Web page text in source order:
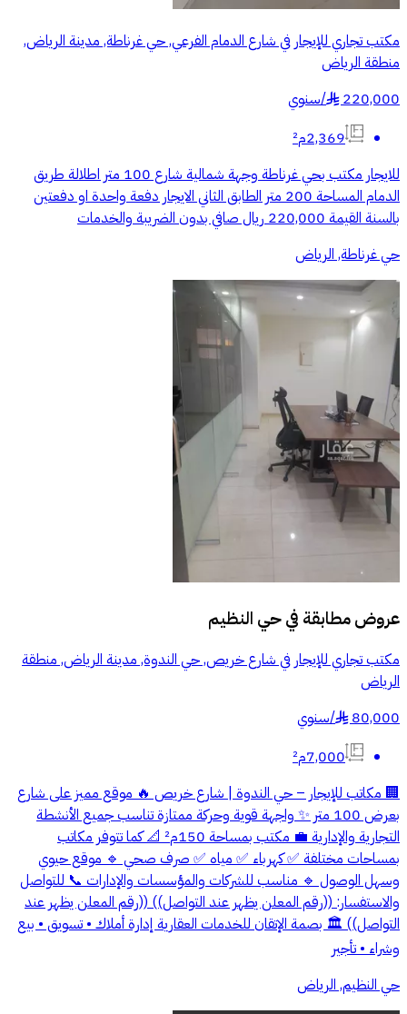
مكتب تجاري للإيجار في شارع الدمام الفرعي, حي غرناطة, مدينة الرياض,
منطقة الرياض
220,000
§
/سنوي
2,369م²
للايجار مكتب بحي غرناطة وجهة شمالية شارع 100 متر اطلالة طريق
الدمام المساحة 200 متر الطابق الثاني الايجار دفعة واحدة او دفعتين
بالسنة القيمة 220,000 ريال صافي بدون الضريبة والخدمات
حي غرناطة, الرياض
عروض مطابقة فيحي النظيم
مكتب تجاري للإيجار في شارع خريص, حي الندوة, مدينة الرياض, منطقة
الرياض
80,000
§
/سنوي
7,000م²
🏢 مكاتب للإيجار – حي الندوة | شارع خريص 🔥 موقع مميز على شارع
بعرض 100 متر ✨ واجهة قوية وحركة ممتازة تناسب جميع الأنشطة
التجارية والإدارية 💼 مكتب بمساحة 150م² 📐 كما تتوفر مكاتب
بمساحات مختلفة ✅ كهرباء ✅ مياه ✅ صرف صحي 🔹 موقع حيوي
وسهل الوصول 🔹 مناسب للشركات والمؤسسات والإدارات 📞 للتواصل
والاستفسار: ((رقم المعلن يظهر عند التواصل)) ((رقم المعلن يظهر عند
التواصل)) 🏛️ بصمة الإتقان للخدمات العقارية إدارة أملاك • تسويق • بيع
وشراء • تأجير
حي النظيم, الرياض